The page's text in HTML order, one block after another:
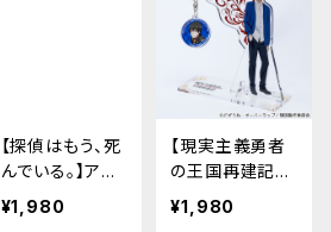
【探偵はもう、死
んでいる。】アク
リルキーハンガ
¥1,980
【現実主義勇者
の王国再建記】
アクリルキーハ
ンガー
¥1,980